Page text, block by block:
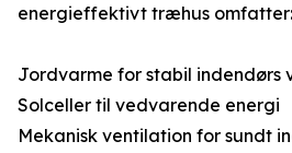
energieffektivt træhus omfatter:
Jordvarme for stabil indendørs
Solceller til vedvarende energi
Mekanisk ventilation for sundt